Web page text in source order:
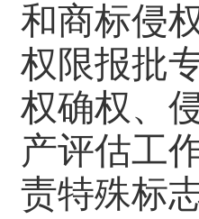
和商标侵
权限报批
权确权、
产评估工
责特殊标